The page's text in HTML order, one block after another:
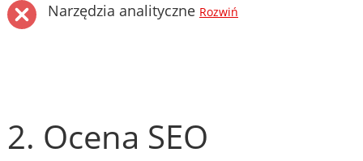
Narzędzia analityczne Rozwiń
2. Ocena SEO